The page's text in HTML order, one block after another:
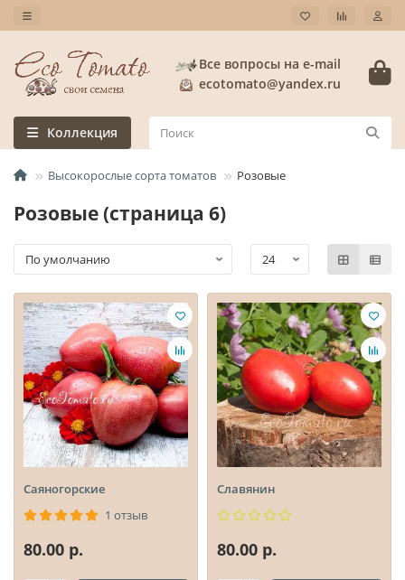
Все вопросы на e-mail
ecotomato@yandex.ru
Коллекция
Высокорослые сорта томатов Розовые
Розовые (страница 6)
Саяногорские
1 отзыв
80.00 р.
Славянин
80.00 р.